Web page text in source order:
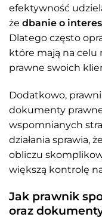
efektywność
że dbanie o
Dlatego często
które mają na celu
prawne swoich
Dodatkowo,
dokumenty
wspomnianych
działania sprawia, że
obliczu
większą kontrolę
Jak prawnik
oraz